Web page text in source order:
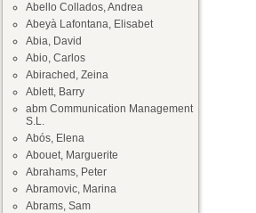
Abello Collados, Andrea
Abeyà Lafontana, Elisabet
Abia, David
Abio, Carlos
Abirached, Zeina
Ablett, Barry
abm Communication Management
S.L.
Abós, Elena
Abouet, Marguerite
Abrahams, Peter
Abramovic, Marina
Abrams, Sam